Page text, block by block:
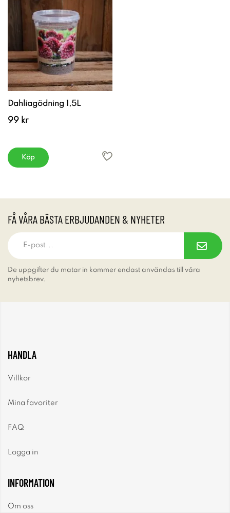
Dahliagödning 1,5L
99 kr
Köp
FÅ VÅRA BÄSTA ERBJUDANDEN & NYHETER
De uppgifter du matar in kommer endast användas till våra
nyhetsbrev.
HANDLA
Villkor
Mina favoriter
FAQ
Logga in
INFORMATION
Om oss